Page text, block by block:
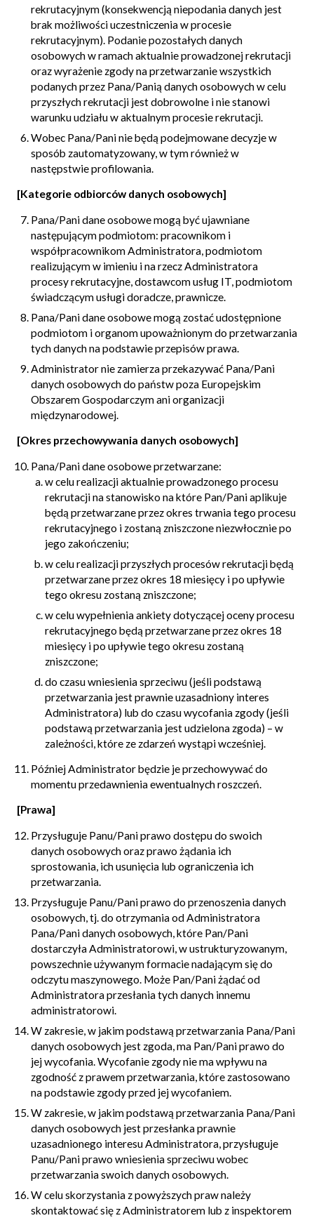
rekrutacyjnym (konsekwencją niepodania danych jest
brak możliwości uczestniczenia w procesie
rekrutacyjnym). Podanie pozostałych danych
osobowych w ramach aktualnie prowadzonej rekrutacji
oraz wyrażenie zgody na przetwarzanie wszystkich
podanych przez Pana/Panią danych osobowych w celu
przyszłych rekrutacji jest dobrowolne i nie stanowi
warunku udziału w aktualnym procesie rekrutacji.
Wobec Pana/Pani nie będą podejmowane decyzje w
sposób zautomatyzowany, w tym również w
następstwie profilowania.
[Kategorie odbiorców danych osobowych]
Pana/Pani dane osobowe mogą być ujawniane
następującym podmiotom: pracownikom i
współpracownikom Administratora, podmiotom
realizującym w imieniu i na rzecz Administratora
procesy rekrutacyjne, dostawcom usług IT, podmiotom
świadczącym usługi doradcze, prawnicze.
Pana/Pani dane osobowe mogą zostać udostępnione
podmiotom i organom upoważnionym do przetwarzania
tych danych na podstawie przepisów prawa.
Administrator nie zamierza przekazywać Pana/Pani
danych osobowych do państw poza Europejskim
Obszarem Gospodarczym ani organizacji
międzynarodowej.
[Okres przechowywania danych osobowych]
Pana/Pani dane osobowe przetwarzane:
w celu realizacji aktualnie prowadzonego procesu
rekrutacji na stanowisko na które Pan/Pani aplikuje
będą przetwarzane przez okres trwania tego procesu
rekrutacyjnego i zostaną zniszczone niezwłocznie po
jego zakończeniu;
w celu realizacji przyszłych procesów rekrutacji będą
przetwarzane przez okres 18 miesięcy i po upływie
tego okresu zostaną zniszczone;
w celu wypełnienia ankiety dotyczącej oceny procesu
rekrutacyjnego będą przetwarzane przez okres 18
miesięcy i po upływie tego okresu zostaną
zniszczone;
do czasu wniesienia sprzeciwu (jeśli podstawą
przetwarzania jest prawnie uzasadniony interes
Administratora) lub do czasu wycofania zgody (jeśli
podstawą przetwarzania jest udzielona zgoda) – w
zależności, które ze zdarzeń wystąpi wcześniej.
Później Administrator będzie je przechowywać do
momentu przedawnienia ewentualnych roszczeń.
[Prawa]
Przysługuje Panu/Pani prawo dostępu do swoich
danych osobowych oraz prawo żądania ich
sprostowania, ich usunięcia lub ograniczenia ich
przetwarzania.
Przysługuje Panu/Pani prawo do przenoszenia danych
osobowych, tj. do otrzymania od Administratora
Pana/Pani danych osobowych, które Pan/Pani
dostarczyła Administratorowi, w ustrukturyzowanym,
powszechnie używanym formacie nadającym się do
odczytu maszynowego. Może Pan/Pani żądać od
Administratora przesłania tych danych innemu
administratorowi.
W zakresie, w jakim podstawą przetwarzania Pana/Pani
danych osobowych jest zgoda, ma Pan/Pani prawo do
jej wycofania. Wycofanie zgody nie ma wpływu na
zgodność z prawem przetwarzania, które zastosowano
na podstawie zgody przed jej wycofaniem.
W zakresie, w jakim podstawą przetwarzania Pana/Pani
danych osobowych jest przesłanka prawnie
uzasadnionego interesu Administratora, przysługuje
Panu/Pani prawo wniesienia sprzeciwu wobec
przetwarzania swoich danych osobowych.
W celu skorzystania z powyższych praw należy
skontaktować się z Administratorem lub z inspektorem